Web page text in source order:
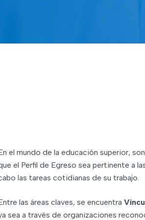
el mundo de la educación superior,
el Perfil de Egreso sea pertinente a
las tareas cotidianas de su trabajo.
las áreas claves, se encuentra
sea a través de organizaciones